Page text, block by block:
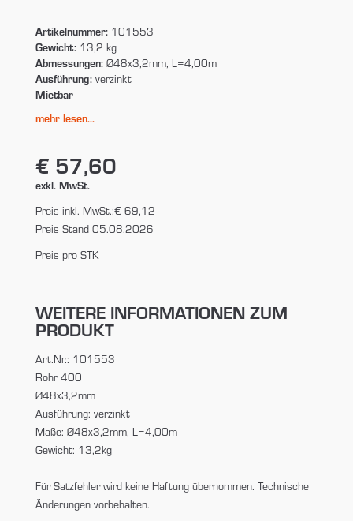
Artikelnummer:101553
Gewicht:13,2 kg
Abmessungen:Ø48x3,2mm, L=4,00m
Ausführung:verzinkt
Mietbar
mehr lesen...
€ 57,60
exkl. MwSt.
Preis inkl. MwSt.:€ 69,12
Preis Stand 05.08.2026
Preis pro STK
WEITERE INFORMATIONEN ZUM
PRODUKT
Art.Nr.: 101553
Rohr 400
Ø48x3,2mm
Ausführung: verzinkt
Maße: Ø48x3,2mm, L=4,00m
Gewicht: 13,2kg
Für Satzfehler wird keine Haftung übernommen. Technische
Änderungen vorbehalten.